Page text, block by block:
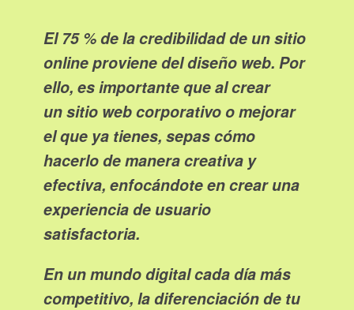
El 75 % de la credibilidad de un sitio
online proviene del diseño web. Por
ello, es importante que al crear
un sitio web corporativo o mejorar
el que ya tienes, sepas cómo
hacerlo de manera creativa y
efectiva, enfocándote en crear una
experiencia de usuario
satisfactoria.
En un mundo digital cada día más
competitivo, la diferenciación de tu